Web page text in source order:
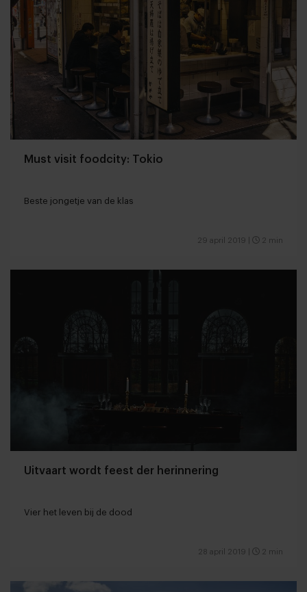
Must visit foodcity: Tokio
Beste jongetje van de klas
29 april 2019 2 min
Uitvaart wordt feest der herinnering
Vier het leven bij de dood
28 april 2019 2 min